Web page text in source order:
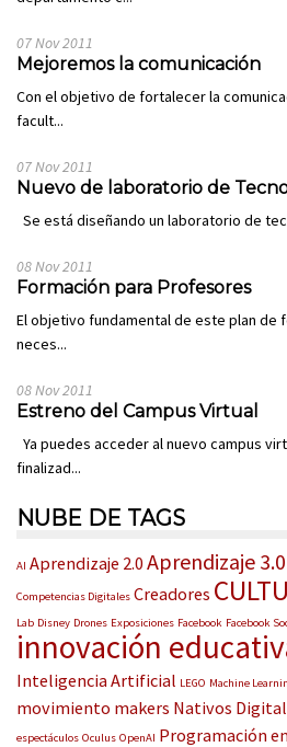
07 Nov 2011
Mejoremos la comunicación
Con el objetivo de fortalecer la
facult...
07 Nov 2011
Nuevo de laboratorio de
Se está diseñando un laboratorio de
08 Nov 2011
Formación para Profesores
El objetivo fundamental de este plan de
neces...
08 Nov 2011
Estreno del Campus Virtual
Ya puedes acceder al nuevo campus
finalizad...
NUBE DE TAGS
AI Aprendizaje 2.0 Aprendizaje 3.0
Competencias Digitales Creadores
Lab Disney Drones Exposiciones Facebook Facebook
innovación
Inteligencia Artificial LEGO Machine
movimiento makers Nativos
espectáculos Oculus OpenAI Programación